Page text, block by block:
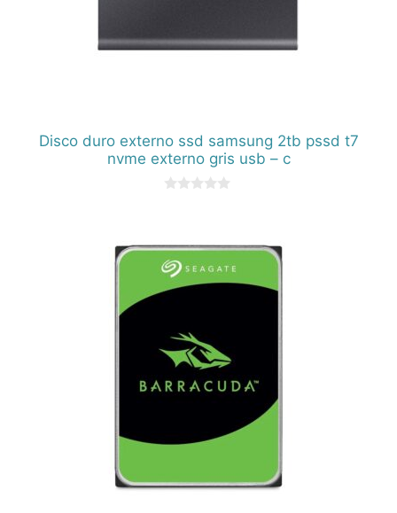
Disco duro externo ssd samsung 2tb pssd t7
nvme externo gris usb – c